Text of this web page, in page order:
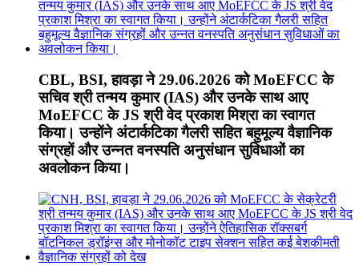
CBL, BSI, हावड़ा ने 29.06.2026 को MoEFCC के
सचिव श्री तन्मय कुमार (IAS) और उनके साथ आए
MoEFCC के JS श्री वेद प्रकाश मिश्रा का स्वागत
किया। उन्होंने अंटार्कटिका गैलरी सहित बहुमूल्य वैज्ञानिक
संग्रहों और उन्नत वनस्पति अनुसंधान सुविधाओं का
अवलोकन किया।